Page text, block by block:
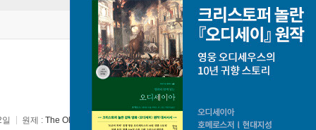
원제 : The Old Man and the Sea